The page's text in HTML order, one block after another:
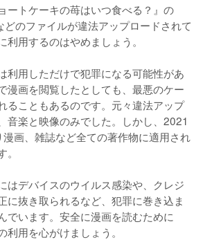
ートケーキの苺はいつ食べる？』の
のファイルが違法アップロードされて
用するのはやめましょう。
利用しただけで犯罪になる可能性があ
漫画を閲覧したとしても、最悪のケー
ることもあるのです。元々違法アップ
音楽と映像のみでした。しかし、2021
画、雑誌など全ての著作物に適用され
はデバイスのウイルス感染や、クレジ
に抜き取られるなど、犯罪に巻き込ま
でいます。安全に漫画を読むために
利用を心がけましょう。